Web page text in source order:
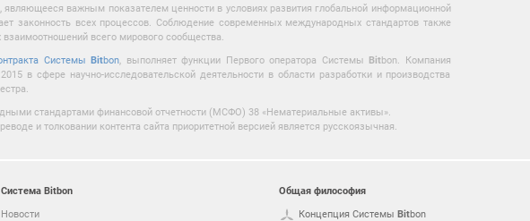
являющееся важным показателем ценности в условиях развития глобальной информационной
законность всех процессов. Соблюдение современных международных стандартов также
всего мирового сообщества.
СистемыBitbon, выполняет функции Первого оператора Системы Bitbon. Компания
в сфере научно-исследовательской деятельности в области разработки и производства
стандартами финансовой отчетности (МСФО) 38 «Нематериальные активы».
и толковании контента сайта приоритетной версией является русскоязычная.
СистемаBitbon
Новости
Общая философия
Концепция СистемыBitbon